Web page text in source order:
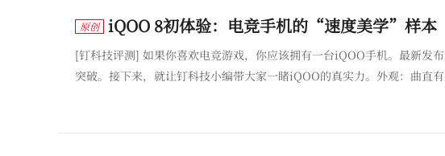
原创 iQOO 8初体验：电竞手机的“速度美学”样本
[钉科技评测] 如果你喜欢电竞游戏，你应该拥有一台iQOO手机。最新发
突破。接下来，就让钉科技小编带大家一睹iQOO的真实力。外观：曲